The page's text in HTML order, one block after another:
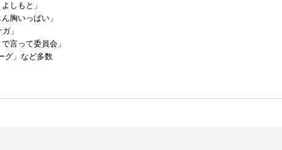
しもと」
胸いっぱい」
」
言って委員会」
グ」など多数